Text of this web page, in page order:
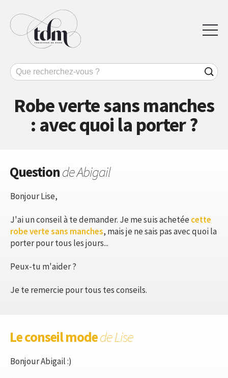
Robe verte sans manches
: avec quoi la porter ?
Questionde Abigail
Bonjour Lise,
J'ai un conseil à te demander. Je me suis achetéecette
robe verte sans manches, mais je ne sais pas avec quoi la
porter pour tous les jours...
Peux-tu m'aider ?
Je te remercie pour tous tes conseils.
Le conseil modede Lise
Bonjour Abigail :)